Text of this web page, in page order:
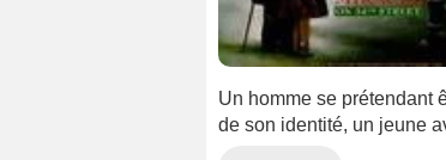
Un homme se prétendant
de son identité, un jeune